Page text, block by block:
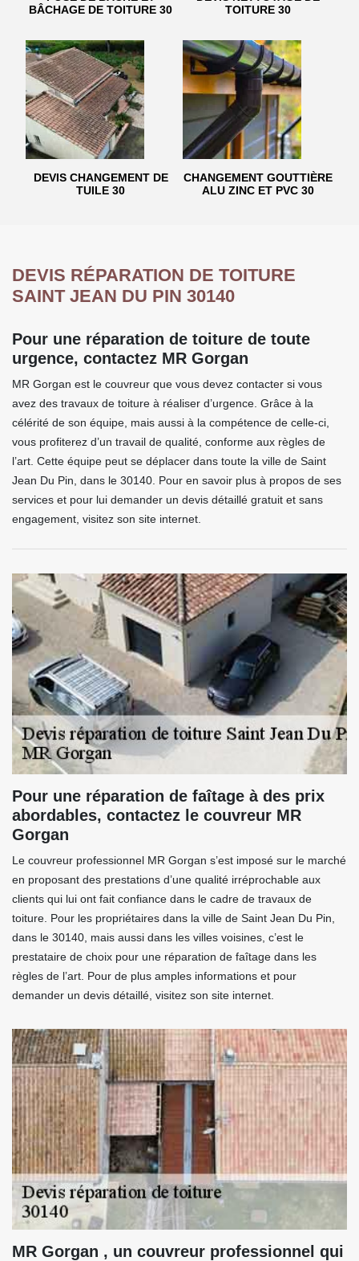
BÂCHAGE DE TOITURE 30
TOITURE 30
DEVIS CHANGEMENT DE
TUILE 30
CHANGEMENT GOUTTIÈRE
ALU ZINC ET PVC 30
DEVIS RÉPARATION DE TOITURE
SAINT JEAN DU PIN 30140
Pour une réparation de toiture de toute
urgence, contactez MR Gorgan
MR Gorgan est le couvreur que vous devez contacter si vous
avez des travaux de toiture à réaliser d’urgence. Grâce à la
célérité de son équipe, mais aussi à la compétence de celle-ci,
vous profiterez d’un travail de qualité, conforme aux règles de
l’art. Cette équipe peut se déplacer dans toute la ville de Saint
Jean Du Pin, dans le 30140. Pour en savoir plus à propos de ses
services et pour lui demander un devis détaillé gratuit et sans
engagement, visitez son site internet.
Pour une réparation de faîtage à des prix
abordables, contactez le couvreur MR
Gorgan
Le couvreur professionnel MR Gorgan s’est imposé sur le marché
en proposant des prestations d’une qualité irréprochable aux
clients qui lui ont fait confiance dans le cadre de travaux de
toiture. Pour les propriétaires dans la ville de Saint Jean Du Pin,
dans le 30140, mais aussi dans les villes voisines, c’est le
prestataire de choix pour une réparation de faîtage dans les
règles de l’art. Pour de plus amples informations et pour
demander un devis détaillé, visitez son site internet.
MR Gorgan , un couvreur professionnel qui